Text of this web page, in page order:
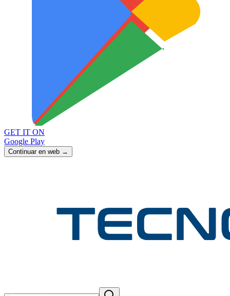
GET IT ON
Google Play
Continuar en web →